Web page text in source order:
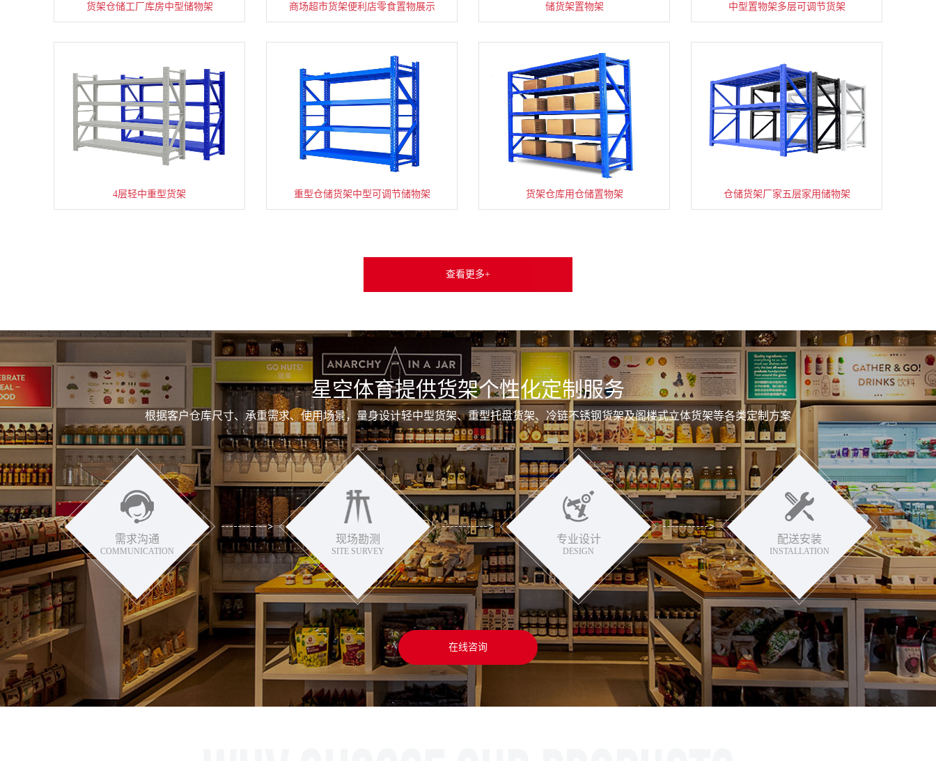
货架仓储工厂库房中型储物架 商场超市货架便利店零食置物展示 储货架置物架 中型置物架多层可调节货架
4层轻中重型货架 重型仓储货架中型可调节储物架 货架仓库用仓储置物架 仓储货架厂家五层家用储物架
家用货架置物架多层阳台收纳 速装货架多层置物架 超市零食储物架快递货物架 货架仓库用仓储置物架四层展示架
查看更多+
星空体育提供货架个性化定制服务
根据客户仓库尺寸、承重需求、使用场景，量身设计轻中型货架、重型托盘货架、冷链不锈钢货架及阁楼式立体货架等各类定制方案
需求沟通
COMMUNICATION
现场勘测
SITE SURVEY
专业设计
DESIGN
配送安装
INSTALLATION
在线咨询